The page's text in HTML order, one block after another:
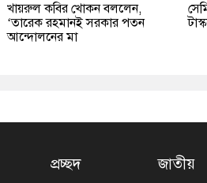
খায়রুল কবির খোকন বললেন,
‘তারেক রহমানই সরকার পতন
আন্দোলনের মা
প্রচ্ছদ জাতীয়